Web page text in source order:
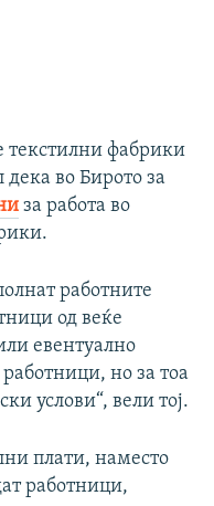
текстилни фабрики
во Бирото за
за работа во
работните
од веќе
евентуално
но за тоа
услови“, вели тој.
плати, наместо
работници,